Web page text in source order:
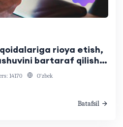
rioya etish,
bartaraf qilish
kurashishning
14170 O‘zbek
Batafsil